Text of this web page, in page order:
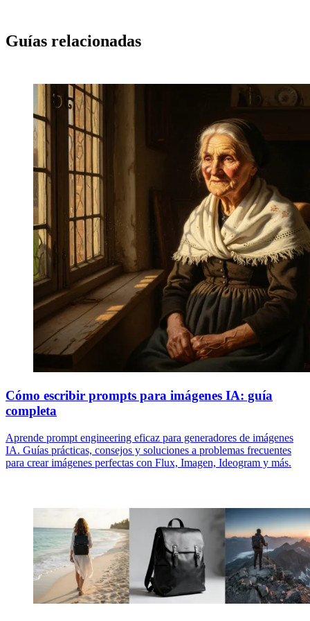
Guías relacionadas
Cómo escribir prompts para imágenes IA: guía
completa
Aprende prompt engineering eficaz para generadores de imágenes
IA. Guías prácticas, consejos y soluciones a problemas frecuentes
para crear imágenes perfectas con Flux, Imagen, Ideogram y más.